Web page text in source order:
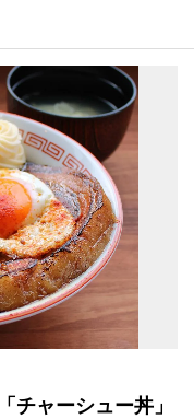
ャーシュー丼」